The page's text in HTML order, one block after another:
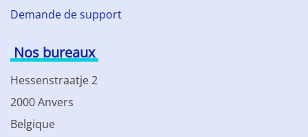
Demande de support
Nos bureaux
Hessenstraatje 2
2000 Anvers
Belgique